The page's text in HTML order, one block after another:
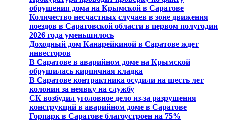
обрушения дома на Крымской в Саратове
Количество несчастных случаев в зоне движения
поездов в Саратовской области в первом полугодии
2026 года уменьшилось
Доходный дом Канарейкиной в Саратове ждет
инвесторов
В Саратове в аварийном доме на Крымской
обрушилась кирпичная кладка
В Саратове контрактника осудили на шесть лет
колонии за неявку на службу
СК возбудил уголовное дело из-за разрушения
конструкций в аварийном доме в Саратове
Горпарк в Саратове благоустроен на 75%